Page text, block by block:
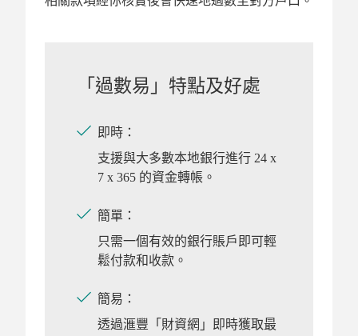
「過數易」特點及好處
即時：
支援與大多數本地銀行進行 24 x
7 x 365 的資金轉帳。
簡單：
只需一個有效的銀行賬戶即可輕
鬆付款和收款。
簡易：
透過滙豐「財資網」即時獲取最